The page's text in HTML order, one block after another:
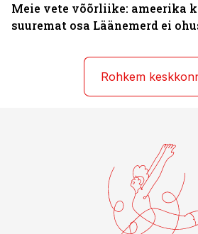
Meie vete võõrliike: ameerika
suuremat osa Läänemerd ei
Rohkem